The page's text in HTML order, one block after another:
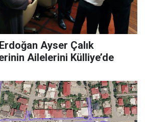
Ayser Çalık
Ailelerini Külliye’de